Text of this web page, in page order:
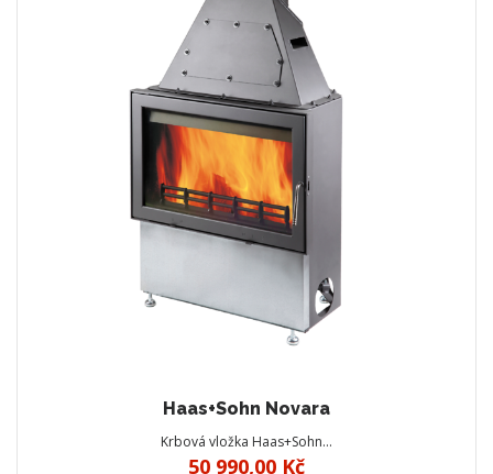
Haas+Sohn Novara
Krbová vložka Haas+Sohn…
50 990,00 Kč